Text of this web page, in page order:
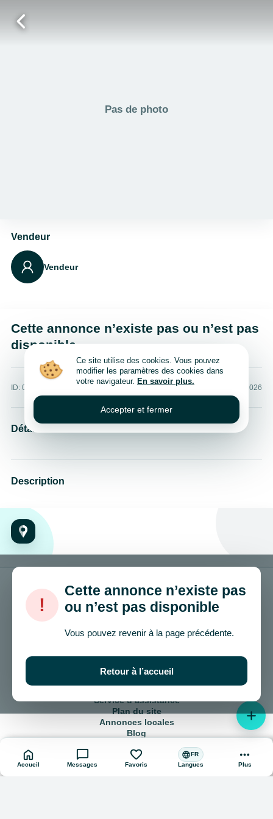
add
home
Accueil
chat_bubble
Messages
favorite
Favoris
languageFR
Langues
more_horiz
Plus
Pas de photo
Cette annonce n’existe pas ou n’est pas
disponible
ID: 0 Publié: 9 août 2026
Détails
Description
Vendeur
Vendeur
!
Cette annonce n’existe pas
ou n’est pas disponible
Vous pouvez revenir à la page précédente.
Retour à l’accueil
Ce site utilise des cookies. Vous pouvez
modifier les paramètres des cookies dans
votre navigateur. En savoir plus.
Accepter et fermer
Comment vendre et acheter ?
Accord d’utilisation
Service d’assistance
Plan du site
Annonces locales
Blog